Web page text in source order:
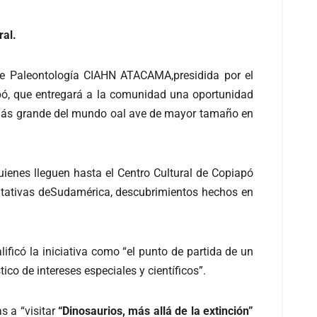
CIAHN ATACAMA,presidida por el
que entregará a la comunidad una oportunidad
grande del mundo oal ave de mayor tamaño en
lleguen hasta el Centro Cultural de Copiapó
deSudamérica, descubrimientos hechos en
la iniciativa como “el punto de partida de un
de intereses especiales y científicos”.
a “visitar“Dinosaurios, más allá de la extinción”